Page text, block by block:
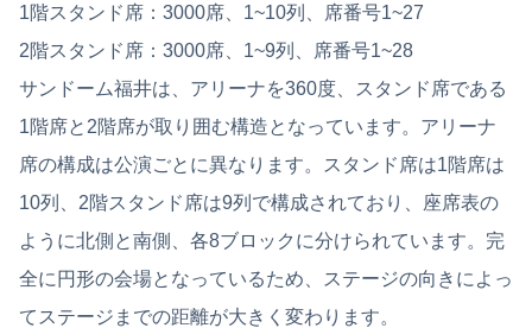
1階スタンド席：3000席、1~10列、席番号1~27
2階スタンド席：3000席、1~9列、席番号1~28
サンドーム福井は、アリーナを360度、スタンド席である
1階席と2階席が取り囲む構造となっています。アリーナ
席の構成は公演ごとに異なります。スタンド席は1階席は
10列、2階スタンド席は9列で構成されており、座席表の
ように北側と南側、各8ブロックに分けられています。完
全に円形の会場となっているため、ステージの向きによっ
てステージまでの距離が大きく変わります。